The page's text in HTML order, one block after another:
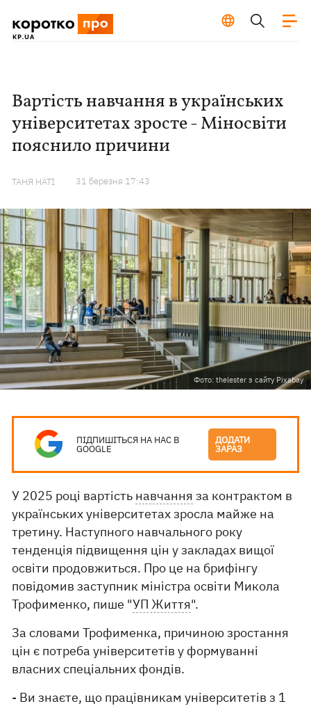
Вартість навчання в українських
університетах зросте - Міносвіти
пояснило причини
ТАНЯ НАТІ 31 березня 17:43
Фото: thelester з сайту Pixabay
ПІДПИШІТЬСЯ НА НАС В
GOOGLE
ДОДАТИ
ЗАРАЗ
У 2025 році вартість навчання за контрактом в
українських університетах зросла майже на
третину. Наступного навчального року
тенденція підвищення цін у закладах вищої
освіти продовжиться. Про це на брифінгу
повідомив заступник міністра освіти Микола
Трофименко, пише "УП Життя".
За словами Трофименка, причиною зростання
цін є потреба університетів у формуванні
власних спеціальних фондів.
- Ви знаєте, що працівникам університетів з 1